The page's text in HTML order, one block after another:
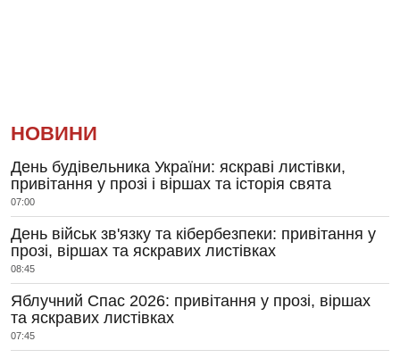
НОВИНИ
День будівельника України: яскраві листівки,
привітання у прозі і віршах та історія свята
07:00
День військ зв'язку та кібербезпеки: привітання у
прозі, віршах та яскравих листівках
08:45
Яблучний Спас 2026: привітання у прозі, віршах
та яскравих листівках
07:45